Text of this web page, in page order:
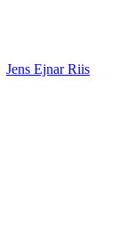
Jens Ejnar Riis